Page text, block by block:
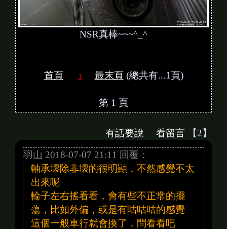
NSR真棒~~~^_^
首頁 1 最末頁(總共有...1頁)
第 1 頁
有話要說 看留言 【2】
羽山 2018-07-07 21:11 回覆：
軸承壞除非壞的很明顯，不然感覺不太
出來呢
輪子左右搖看看，會有些不正常的擺
蕩，比如外偏，或是有咕咕咕的感覺
這個一般車行就會換了，問看看吧